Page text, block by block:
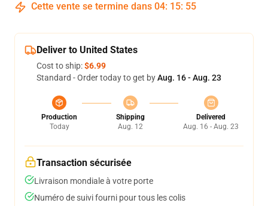
Cette vente se termine dans 04: 15: 54
Deliver to United States
Cost to ship:$6.99
Standard - Order today to get byAug. 16 - Aug. 23
Production
Today
Shipping
Aug. 12
Delivered
Aug. 16 - Aug. 23
Transaction sécurisée
Livraison mondiale à votre porte
Numéro de suivi fourni pour tous les colis